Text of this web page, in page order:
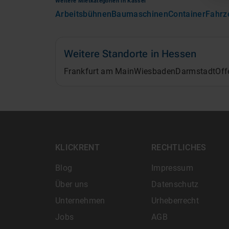
ArbeitsbühnenBaumaschinenContainer
Weitere Standorte in Hessen
Frankfurt am MainWiesbadenDarmstadt
KLICKRENT
Blog
Über uns
Unternehmen
Jobs
RECHTLICHES
Impressum
Datenschutz
Urheberrecht
AGB